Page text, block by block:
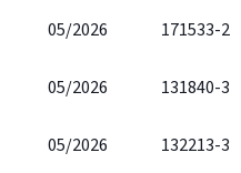
05/2026 171533-2
05/2026 131840-3
05/2026 132213-3